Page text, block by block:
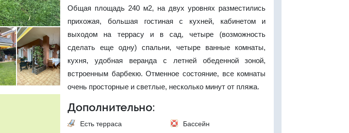
Общая площадь 240 м2, на двух уровнях разместились
прихожая, большая гостиная с кухней, кабинетом и
выходом на террасу и в сад, четыре (возможность
сделать еще одну) спальни, четыре ванные комнаты,
кухня, удобная веранда с летней обеденной зоной,
встроенным барбекю. Отменное состояние, все комнаты
очень просторные и светлые, несколько минут от пляжа.
Дополнительно:
Есть терраса
Бассейн